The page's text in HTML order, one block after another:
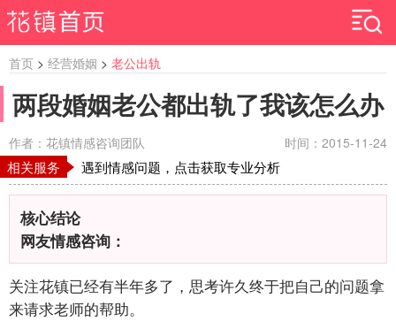
首页 > 经营婚姻 > 老公出轨
两段婚姻老公都出轨了我该怎么办
作者：花镇情感咨询团队 时间：2015-11-24
相关服务 遇到情感问题，点击获取专业分析
核心结论
网友情感咨询：
关注花镇已经有半年多了，思考许久终于把自己的问题拿
来请求老师的帮助。